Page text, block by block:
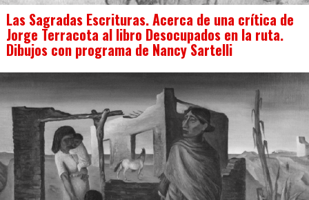
Las Sagradas Escrituras. Acerca de una crítica de
Jorge Terracota al libro Desocupados en la ruta.
Dibujos con programa de Nancy Sartelli